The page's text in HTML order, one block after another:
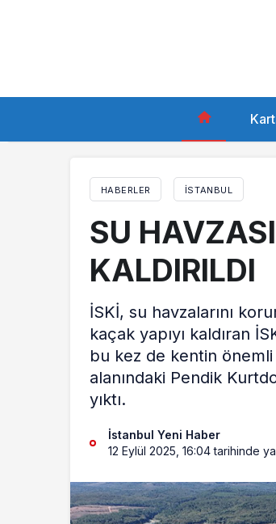
HABERLER İSTANBUL
SU
KALDIRILDI
İSKİ, su havzalarını
kaçak yapıyı kaldıran
bu kez de kentin önemli
alanındaki Pendik
yıktı.
İstanbul Yeni Haber
12 Eylül 2025, 16:04tarihinde